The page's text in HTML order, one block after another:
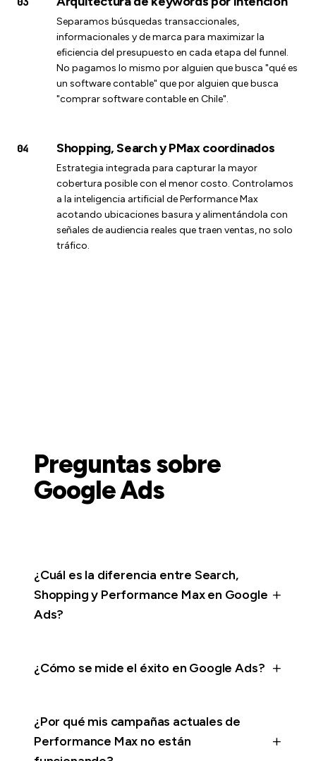
Separamos búsquedas transaccionales,
informacionales y de marca para maximizar la
eficiencia del presupuesto en cada etapa del funnel.
No pagamos lo mismo por alguien que busca "qué es
un software contable" que por alguien que busca
"comprar software contable en Chile".
04 Shopping, Search y PMax coordinados
Estrategia integrada para capturar la mayor
cobertura posible con el menor costo. Controlamos
a la inteligencia artificial de Performance Max
acotando ubicaciones basura y alimentándola con
señales de audiencia reales que traen ventas, no solo
tráfico.
Preguntas sobre
Google Ads
¿Cuál es la diferencia entre Search,
Shopping y Performance Max en Google
Ads?
¿Cómo se mide el éxito en Google Ads?
¿Por qué mis campañas actuales de
Performance Max no están